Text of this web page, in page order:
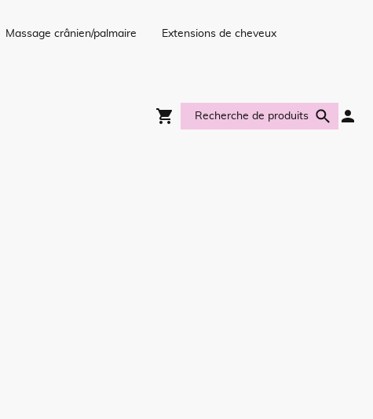
Massage crânien/palmaire Extensions de cheveux